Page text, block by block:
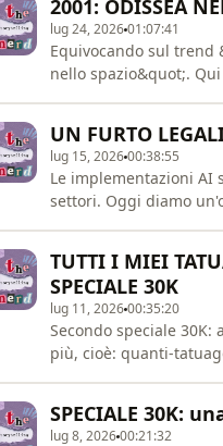
2001: ODISSEA
lug 24, 202601:07:41
Equivocando sul trend
nello spazio&quot;.
Moon Watche
UN FURTO
lug 15, 202600:38:55
Le implementazioni AI
settori. Oggi diamo
TUTTI I MIEI
SPECIALE 30K
lug 11, 202600:35:20
Secondo speciale
più, cioè: quanti-
https://www.instagra
SPECIALE 30K:
lug 8, 202600:21:32